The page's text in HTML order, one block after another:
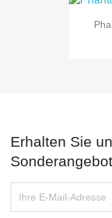
Erhalten Sie